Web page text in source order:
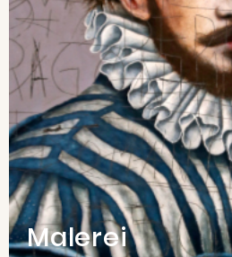
Malerei